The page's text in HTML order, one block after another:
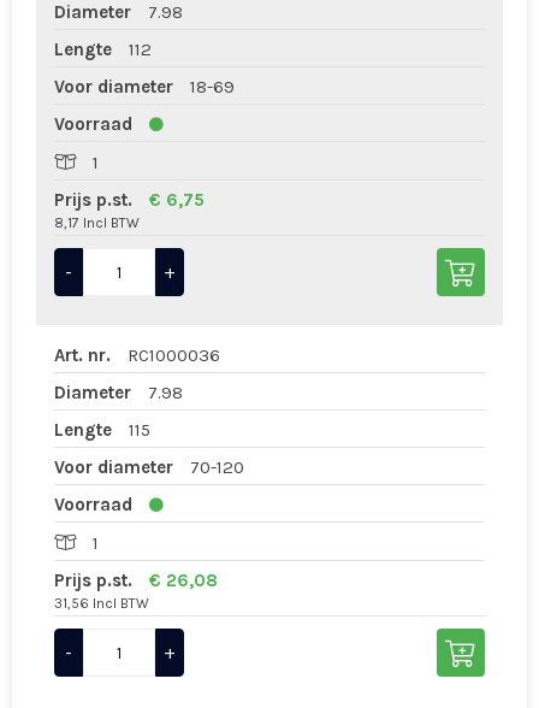
Diameter
7.98
Lengte
112
Voor diameter
18-69
Voorraad
1
Prijs p.st.
€ 6,75
8,17 Incl BTW
- +
Art. nr.
RC1000036
Diameter
7.98
Lengte
115
Voor diameter
70-120
Voorraad
1
Prijs p.st.
€ 26,08
31,56 Incl BTW
- +